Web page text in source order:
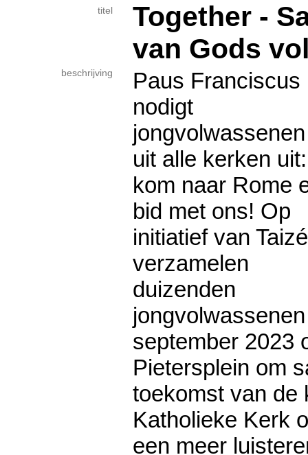
titel
Together -
van Gods
beschrijving
Paus Franciscus
nodigt
jongvolwassenen
uit alle kerken uit:
kom naar Rome
bid met ons! Op
initiatief van Taizé
verzamelen
duizenden
september 2023
Pietersplein om
toekomst van de
Katholieke Kerk
een meer